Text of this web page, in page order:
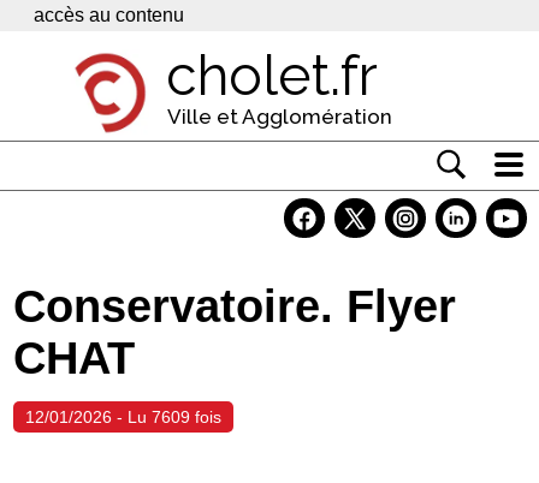
Panneau de gestion des cookies
accès au contenu
cholet.fr
Ville et Agglomération
Economie
Services
Contacts
Conservatoire. Flyer
CHAT
12/01/2026 - Lu 7609 fois